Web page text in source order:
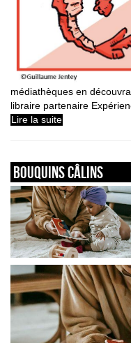
médiathèques en
libraire partenaire
Lire la suite
Bouquins câlins